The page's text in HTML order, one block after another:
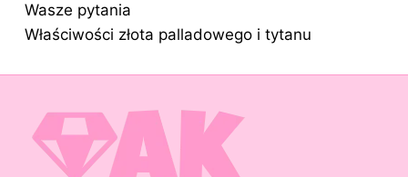
Wasze pytania
Właściwości złota palladowego i tytanu